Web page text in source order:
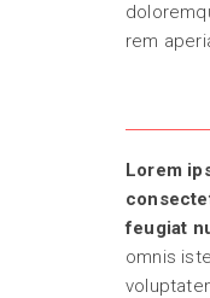
rem
Lorem
feugiat
omnis